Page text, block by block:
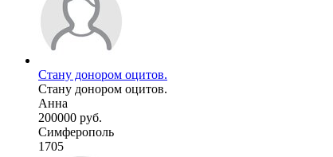
Стану донором оцитов.
Стану донором оцитов.
Анна
200000 руб.
Симферополь
1705